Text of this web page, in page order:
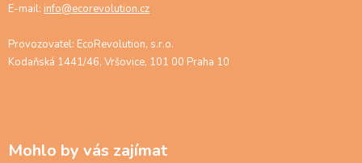
E-mail: info@ecorevolution.cz
Provozovatel: EcoRevolution, s.r.o.
Kodaňská 1441/46, Vršovice, 101 00 Praha 10
Mohlo by vás zajímat